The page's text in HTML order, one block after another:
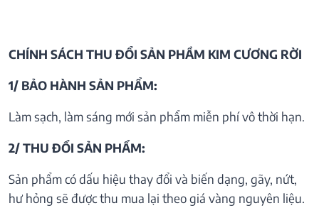
CHÍNH SÁCH THU ĐỔI SẢN PHẦM KIM CƯƠNG RỜI
1/ BẢO HÀNH SẢN PHẨM:
Làm sạch, làm sáng mới sản phẩm miễn phí vô thời hạn.
2/ THU ĐỔI SẢN PHẨM:
Sản phẩm có dấu hiệu thay đổi và biến dạng, gãy, nứt,
hư hỏng sẽ được thu mua lại theo giá vàng nguyên liệu.